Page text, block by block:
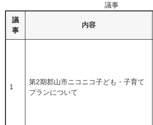
議事
議
事
内容
1
第2期郡山市ニコニコ子ども・子育て
プランについて